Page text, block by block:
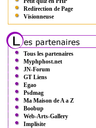
Redirection de Page
Visionneuse
Tous les partenaires
Myphphost.net
JN-Forum
GT Liens
Egao
Psdmag
Ma Maison de A a Z
Boobup
Web-Arts-Gallery
Implisite